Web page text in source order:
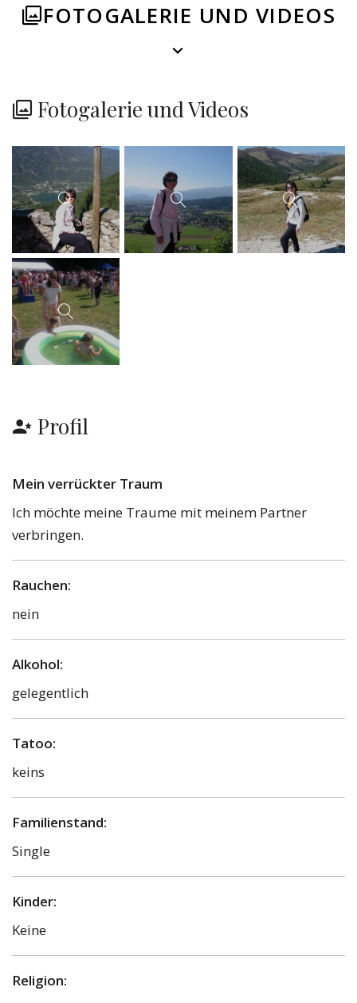
FOTOGALERIE UND VIDEOS
Fotogalerie und Videos
Profil
Mein verrückter Traum
Ich möchte meine Traume mit meinem Partner
verbringen.
Rauchen:
nein
Alkohol:
gelegentlich
Tatoo:
keins
Familienstand:
Single
Kinder:
Keine
Religion: